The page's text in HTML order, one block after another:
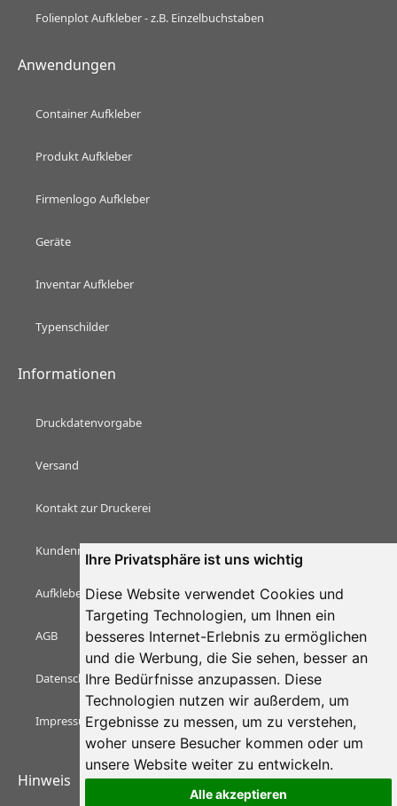
Ihre Privatsphäre ist uns wichtig
Diese Website verwendet Cookies und
Targeting Technologien, um Ihnen ein
besseres Internet-Erlebnis zu ermöglichen
und die Werbung, die Sie sehen, besser an
Ihre Bedürfnisse anzupassen. Diese
Technologien nutzen wir außerdem, um
Ergebnisse zu messen, um zu verstehen,
woher unsere Besucher kommen oder um
unsere Website weiter zu entwickeln.
Alle akzeptieren
Folienplot Aufkleber - z.B. Einzelbuchstaben
Anwendungen
Container Aufkleber
Produkt Aufkleber
Firmenlogo Aufkleber
Geräte
Inventar Aufkleber
Typenschilder
Informationen
Druckdatenvorgabe
Versand
Kontakt zur Druckerei
Kundenmeinungen & Bewertungen
Aufkleber Magazin
AGB
Datenschutzerklärung
Impressum
Hinweis